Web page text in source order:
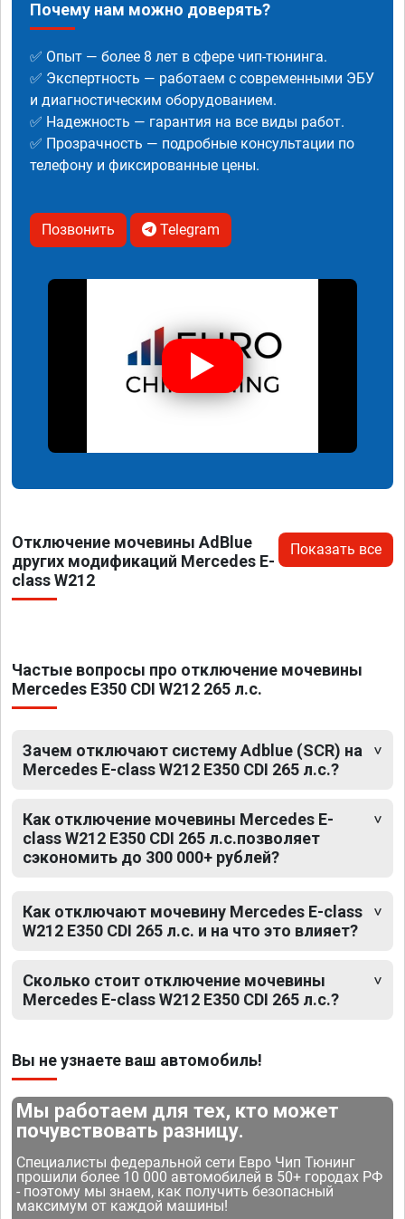
Почему нам можно доверять?
✅ Опыт — более 8 лет в сфере чип-тюнинга.
✅ Экспертность — работаем с современными ЭБУ
и диагностическим оборудованием.
✅ Надежность — гарантия на все виды работ.
✅ Прозрачность — подробные консультации по
телефону и фиксированные цены.
Позвонить Telegram
Отключение мочевины AdBlue
других модификаций Mercedes E-
class W212
Показать все
Частые вопросы про отключение мочевины
Mercedes E350 CDI W212 265 л.с.
Зачем отключают систему Adblue (SCR) на
Mercedes E-class W212 E350 CDI 265 л.с.?
Как отключение мочевины Mercedes E-
class W212 E350 CDI 265 л.с.позволяет
сэкономить до 300 000+ рублей?
Как отключают мочевину Mercedes E-class
W212 E350 CDI 265 л.с. и на что это влияет?
Сколько стоит отключение мочевины
Mercedes E-class W212 E350 CDI 265 л.с.?
Вы не узнаете ваш автомобиль!
Мы работаем для тех, кто может
почувствовать разницу.
Специалисты федеральной сети Евро Чип Тюнинг
прошили более 10 000 автомобилей в 50+ городах РФ
- поэтому мы знаем, как получить безопасный
максимум от каждой машины!